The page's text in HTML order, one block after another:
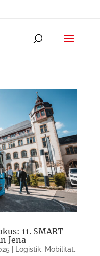
11. SMART
Jena
Logistik, Mobilität,